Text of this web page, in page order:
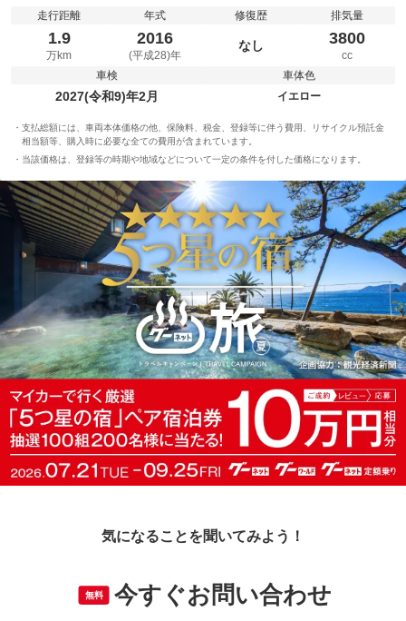
走行距離
1.9
万km
年式
2016
(平成28)年
修復歴
なし
排気量
3800
cc
車検
2027(令和9)年2月
車体色
イエロー
支払総額には、車両本体価格の他、保険料、税金、登録等に伴う費用、リサイクル預託金
相当額等、購入時に必要な全ての費用が含まれています。
当該価格は、登録等の時期や地域などについて一定の条件を付した価格になります。
気になることを聞いてみよう！
無料 今すぐお問い合わせ